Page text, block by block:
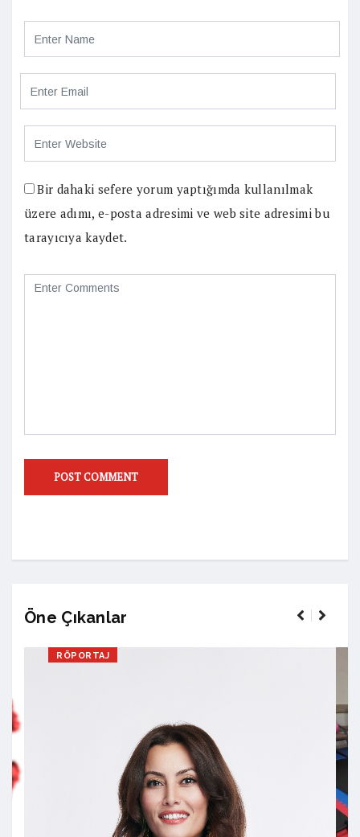
Bir dahaki sefere yorum yaptığımda kullanılmak
üzere adımı, e-posta adresimi ve web site adresimi bu
tarayıcıya kaydet.
Öne Çıkanlar
RÖPORTAJ